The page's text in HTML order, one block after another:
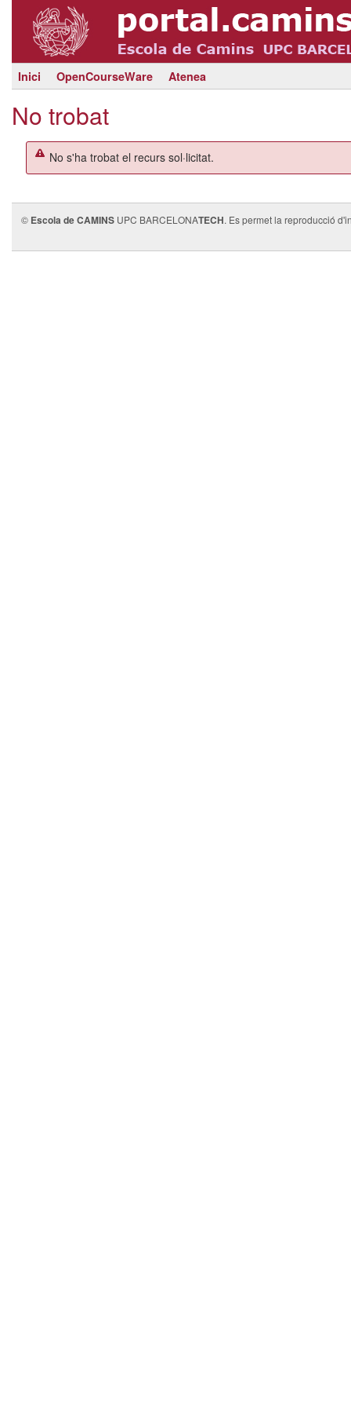
Inici OpenCourseWare Atenea
No trobat
No s'ha trobat el recurs sol·licitat.
© Escola de CAMINS UPC BARCELONATECH. Es permet la reproducció